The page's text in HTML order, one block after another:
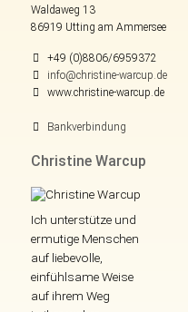
Waldaweg 13
86919 Utting am Ammersee
+49 (0)8806/6959372
info@christine-warcup.de
www.christine-warcup.de
Bankverbindung
Christine Warcup
Ich unterstütze und
ermutige Menschen
auf liebevolle,
einfühlsame Weise
auf ihrem Weg